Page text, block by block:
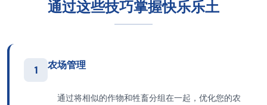
通过这些技巧掌握快乐乐土
1 农场管理
通过将相似的作物和牲畜分组在一起，优化您的农